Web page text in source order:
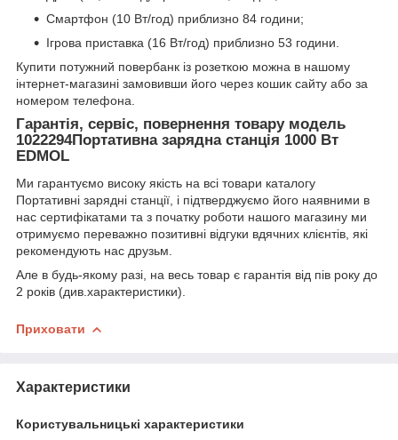
Смартфон (10 Вт/год) приблизно 84 години;
Ігрова приставка (16 Вт/год) приблизно 53 години.
Купити потужний повербанк із розеткою можна в нашому
інтернет-магазині замовивши його через кошик сайту або за
номером телефона.
Гарантія, сервіс, повернення товару модель
1022294Портативна зарядна станція 1000 Вт
EDMOL
Ми гарантуємо високу якість на всі товари каталогу
Портативні зарядні станції, і підтверджуємо його наявними в
нас сертифікатами та з початку роботи нашого магазину ми
отримуємо переважно позитивні відгуки вдячних клієнтів, які
рекомендують нас друзьм.
Але в будь-якому разі, на весь товар є гарантія від пів року до
2 років (див.характеристики).
Приховати
Характеристики
Користувальницькі характеристики